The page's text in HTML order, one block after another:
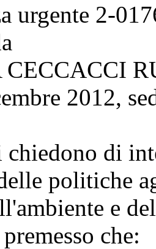
urgente 2-
2012,
chiedono di
politiche
e
che: